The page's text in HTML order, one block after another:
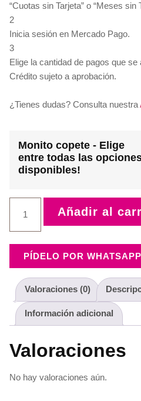
“Cuotas sin Tarjeta” o “Meses sin
2
Inicia sesión en Mercado Pago.
3
Elige la cantidad de pagos que se
Crédito sujeto a aprobación.
¿Tienes dudas? Consulta nuestra
Monito copete - Elige
entre todas las
disponibles!
copete
cantidad
Añadir al
PÍDELO POR
Valoraciones (0)
Información adicional
Valoraciones
No hay valoraciones aún.